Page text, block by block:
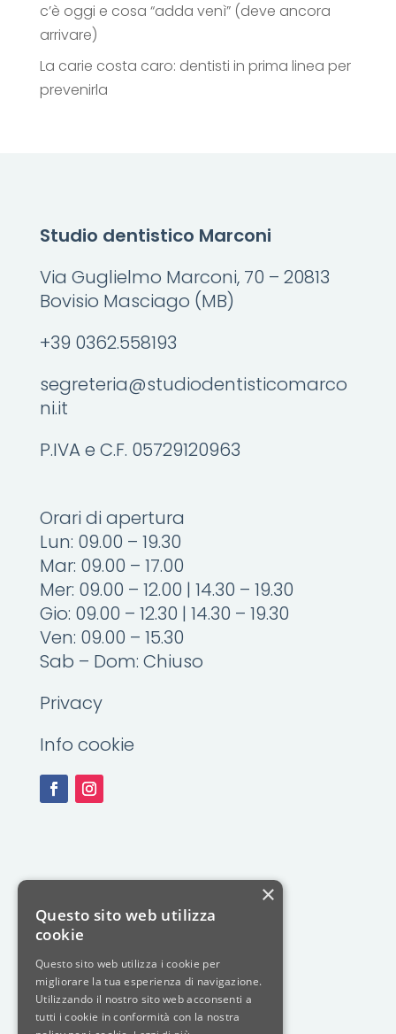
c’è oggi e cosa “adda venì” (deve ancora
arrivare)
La carie costa caro: dentisti in prima linea per
prevenirla
Studio dentistico Marconi
Via Guglielmo Marconi, 70 – 20813
Bovisio Masciago (MB)
+39 0362.558193
segreteria@studiodentisticomarco
ni.it
P.IVA e C.F. 05729120963
Orari di apertura
Lun: 09.00 – 19.30
Mar: 09.00 – 17.00
Mer: 09.00 – 12.00 | 14.30 – 19.30
Gio: 09.00 – 12.30 | 14.30 – 19.30
Ven: 09.00 – 15.30
Sab – Dom: Chiuso
Privacy
Info cookie
×
Questo sito web utilizza
cookie
Questo sito web utilizza i cookie per
migliorare la tua esperienza di navigazione.
Utilizzando il nostro sito web acconsenti a
tutti i cookie in conformità con la nostra